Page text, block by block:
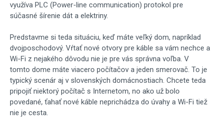
využíva PLC (Power-line communication) protokol pre
súčasné šírenie dát a elektriny.
Predstavme si teda situáciu, keď máte veľký dom, napríklad
dvojposchodový. Vŕtať nové otvory pre káble sa vám nechce a
Wi-Fi z nejakého dôvodu nie je pre vás správna voľba. V
tomto dome máte viacero počítačov a jeden smerovač. To je
typický scenár aj v slovenských domácnostiach. Chcete teda
pripojiť niektorý počítač s Internetom, no ako už bolo
povedané, ťahať nové káble neprichádza do úvahy a Wi-Fi tiež
nie je cesta.